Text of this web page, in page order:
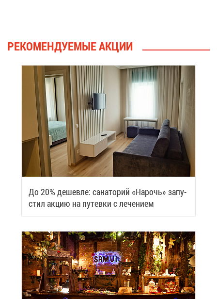
РЕ­КО­МЕН­ДУ­Е­МЫЕ АК­ЦИИ
До 20% де­шев­ле: са­на­то­рий «На­рочь» за­пу­
стил ак­цию на пу­тев­ки с ле­че­ни­ем